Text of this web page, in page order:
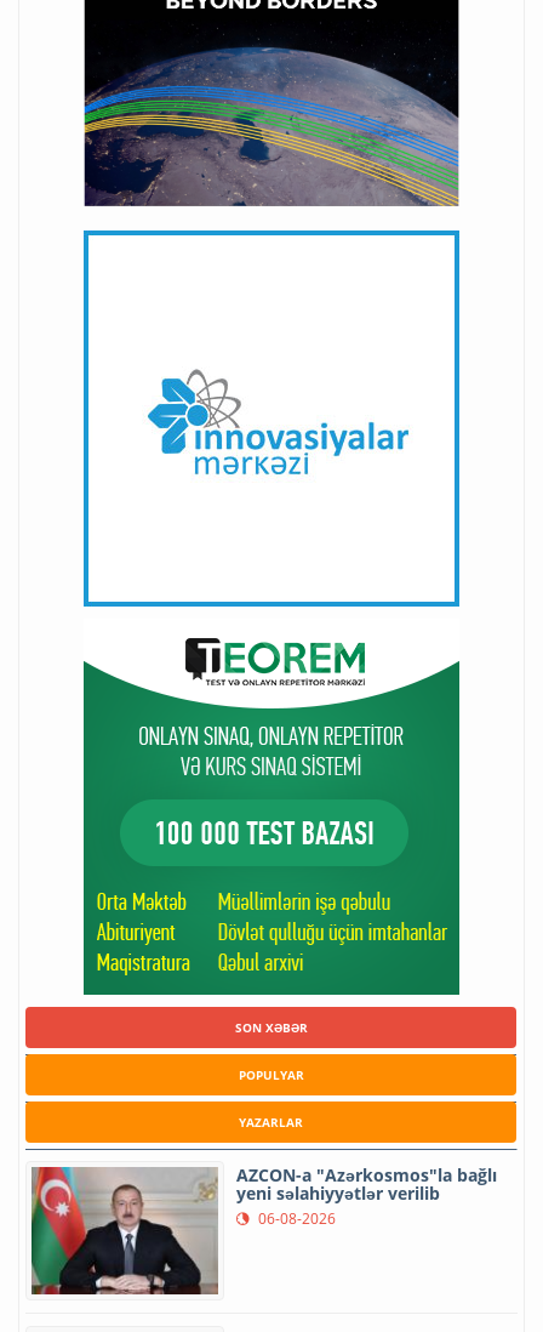
SON XƏBƏR
POPULYAR
YAZARLAR
AZCON-a "Azərkosmos"la bağlı
yeni səlahiyyətlər verilib
06-08-2026